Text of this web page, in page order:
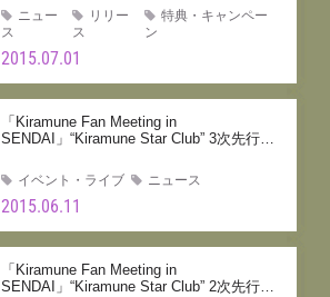
2015.07.01
ニュー
ス
リリー
ス
特典・キャンペー
ン
2015.06.11
「Kiramune Fan Meeting in
SENDAI」“Kiramune Star Club” 3次先行受
イベント・ライブ ニュース
「Kiramune Fan Meeting in
SENDAI」“Kiramune Star Club” 2次先行受